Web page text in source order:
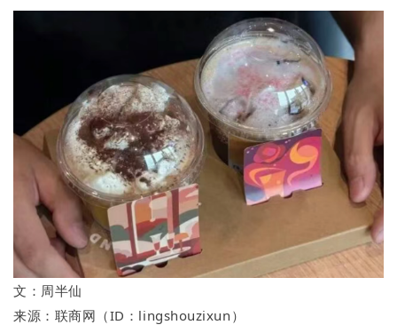
文：周半仙
来源：联商网（ID：lingshouzixun）